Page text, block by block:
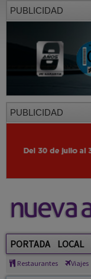
PUBLICIDAD
PUBLICIDAD
PORTADA LOCAL
Restaurantes Viajes